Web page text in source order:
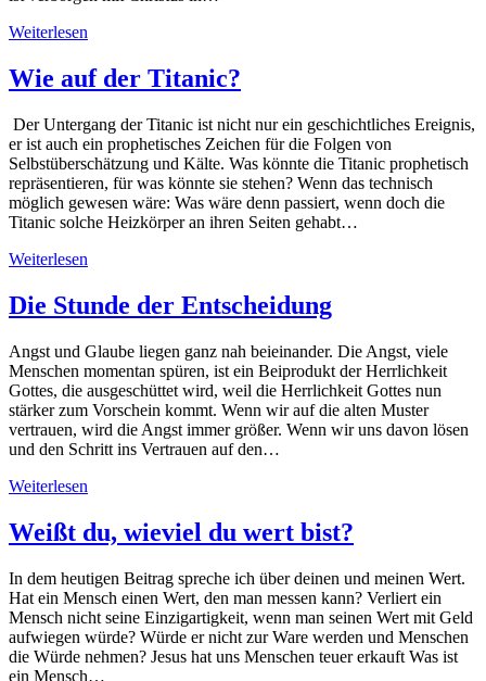
Weiterlesen
Wie auf der Titanic?
Der Untergang der Titanic ist nicht nur ein geschichtliches Ereignis,
er ist auch ein prophetisches Zeichen für die Folgen von
Selbstüberschätzung und Kälte. Was könnte die Titanic prophetisch
repräsentieren, für was könnte sie stehen? Wenn das technisch
möglich gewesen wäre: Was wäre denn passiert, wenn doch die
Titanic solche Heizkörper an ihren Seiten gehabt…
Weiterlesen
Die Stunde der Entscheidung
Angst und Glaube liegen ganz nah beieinander. Die Angst, viele
Menschen momentan spüren, ist ein Beiprodukt der Herrlichkeit
Gottes, die ausgeschüttet wird, weil die Herrlichkeit Gottes nun
stärker zum Vorschein kommt. Wenn wir auf die alten Muster
vertrauen, wird die Angst immer größer. Wenn wir uns davon lösen
und den Schritt ins Vertrauen auf den…
Weiterlesen
Weißt du, wieviel du wert bist?
In dem heutigen Beitrag spreche ich über deinen und meinen Wert.
Hat ein Mensch einen Wert, den man messen kann? Verliert ein
Mensch nicht seine Einzigartigkeit, wenn man seinen Wert mit Geld
aufwiegen würde? Würde er nicht zur Ware werden und Menschen
die Würde nehmen? Jesus hat uns Menschen teuer erkauft Was ist
ein Mensch…